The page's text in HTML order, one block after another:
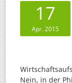
17
Apr. 2015
Nein, in der